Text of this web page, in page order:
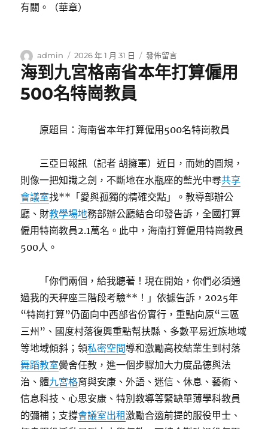
有關。（華章）
作
者
admin
發
佈
日
期:
2026 年 1 月 31 日
在
〈美
國
頻
秀
傳
醫
費
用
護
人
悖
論〉
發佈留言
海到九宮格南省本年打算僱用
500名特崗教員
原題目：海南省本年打算僱用500名特崗教員
三亞日報訊（記者 胡擁軍）近日，而她的圓規，
則像一把知識之劍，不斷地在水瓶座的藍光中尋共享
會議室找**「愛與孤獨的精確交點」。教導部辦公
廳、財教學場地務部辦公廳結合印發告訴，全國打算
僱用特崗教員2.1萬名。此中，海南打算僱用特崗教員
500人。
「你們兩個，給我聽著！現在開始，你們必須通
過我的天秤座三階段考驗**！」依據告訴，2025年
“特崗打算”仍面向中西部省份實行，重點向原“三區
三州”、國度村落復興重點幫扶縣、多數平易近族地域
等地域傾斜；領私密空間導和激勵高校結業生到村落
舞蹈教室黌舍任教，進一個步驟加大力度品德與法
治、體九宮格育與安康、外語、迷信、休息、藝術、
信息科技、心思安康、特別教導等緊缺單薄學科教員
的彌補；支撐會議室出租激勵合適前提的服役甲士、